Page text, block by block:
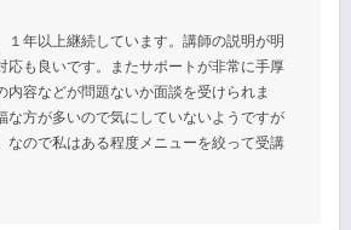
１年以上継続しています。講師の説明が明
応も良いです。またサポートが非常に手厚
内容などが問題ないか面談を受けられま
な方が多いので気にしていないようですが
なので私はある程度メニューを絞って受講